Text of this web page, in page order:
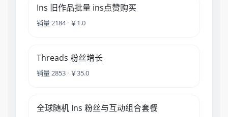
Ins 旧作品批量 ins点赞购买
销量 2184 · ￥1.0
Threads 粉丝增长
销量 2853 · ￥35.0
全球随机 Ins 粉丝与互动组合套餐